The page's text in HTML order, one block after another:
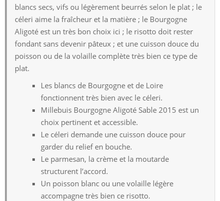
blancs secs, vifs ou légèrement beurrés selon le plat ; le
céleri aime la fraîcheur et la matière ; le Bourgogne
Aligoté est un très bon choix ici ; le risotto doit rester
fondant sans devenir pâteux ; et une cuisson douce du
poisson ou de la volaille complète très bien ce type de
plat.
Les blancs de Bourgogne et de Loire
fonctionnent très bien avec le céleri.
Millebuis Bourgogne Aligoté Sable 2015 est un
choix pertinent et accessible.
Le céleri demande une cuisson douce pour
garder du relief en bouche.
Le parmesan, la crème et la moutarde
structurent l’accord.
Un poisson blanc ou une volaille légère
accompagne très bien ce risotto.